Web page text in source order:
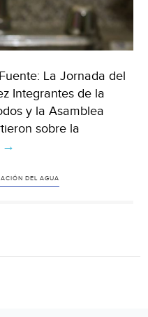
La Jornada del
Integrantes de la
y la Asamblea
sobre la
La
Agua
→
DEL AGUA